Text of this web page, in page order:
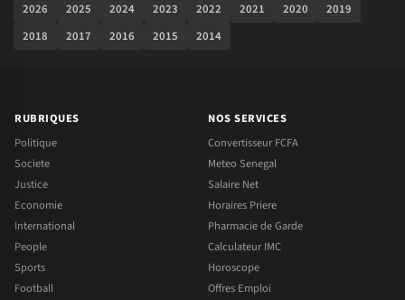
2026 2025 2024 2023 2022 2021 2020
2019
2018
2017 2016 2015 2014
RUBRIQUES
Politique
Societe
Justice
Economie
International
People
Sports
Football
NOS SERVICES
Convertisseur FCFA
Meteo Senegal
Salaire Net
Horaires Priere
Pharmacie de Garde
Calculateur IMC
Horoscope
Offres Emploi